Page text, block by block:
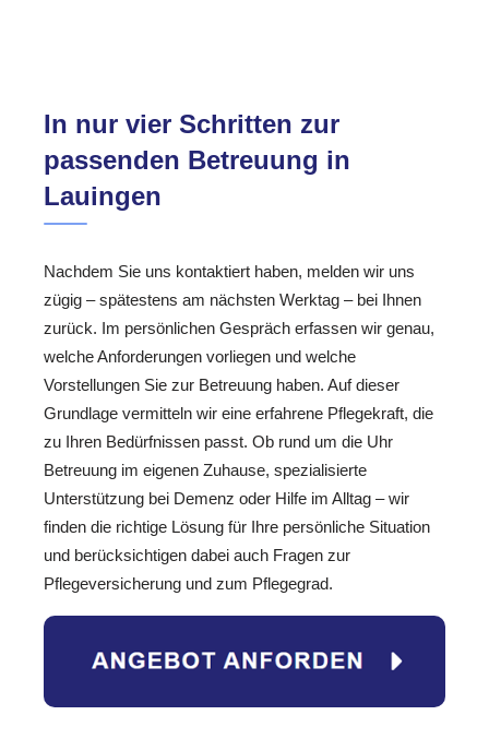
In nur vier Schritten zur
passenden Betreuung in
Lauingen
Nachdem Sie uns kontaktiert haben, melden wir uns
zügig – spätestens am nächsten Werktag – bei Ihnen
zurück. Im persönlichen Gespräch erfassen wir genau,
welche Anforderungen vorliegen und welche
Vorstellungen Sie zur Betreuung haben. Auf dieser
Grundlage vermitteln wir eine erfahrene Pflegekraft, die
zu Ihren Bedürfnissen passt. Ob rund um die Uhr
Betreuung im eigenen Zuhause, spezialisierte
Unterstützung bei Demenz oder Hilfe im Alltag – wir
finden die richtige Lösung für Ihre persönliche Situation
und berücksichtigen dabei auch Fragen zur
Pflegeversicherung und zum Pflegegrad.